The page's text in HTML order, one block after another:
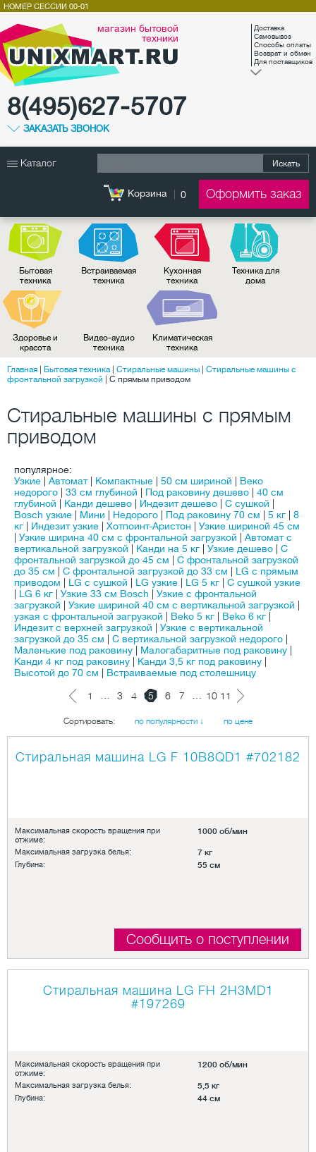
магазин бытовой
техники
8(495)627-5707
ЗАКАЗАТЬ ЗВОНОК
Доставка
Самовывоз
Способы оплаты
Возврат и обмен
Для поставщиков
НОМЕР СЕССИИ 00-01
Каталог Искать
Корзина 0 Оформить заказ
Бытовая
техника
Встраиваемая
техника
Кухонная
техника
Техника для
дома
Здоровье и
красота
Видео-аудио
техника
Климатическая
техника
Главная Бытовая техника| Стиральные машины
Стиральные машины с
фронтальной загрузкой
C прямым приводом
Стиральные машины с прямым
приводом
популярное:
Узкие
Автомат| Компактные 50 см шириной
Веко
недорого
33 см глубиной Под раковину дешево
40 см
глубиной
Канди дешево Индезит дешево С сушкой
Bosch узкие
Мини Недорого Под раковину 70 см 5 кг
8
кг
Индезит узкие Хотпоинт-Аристон
Узкие шириной 45 см
Узкие ширина 40 см с фронтальной загрузкой
Автомат с
вертикальной загрузкой
Канди на 5 кг Узкие дешево
С
фронтальной загрузкой до 45 см
С фронтальной загрузкой
до 35 см
С фронтальной загрузкой до 33 см
LG с прямым
приводом
LG с сушкой LG узкие LG 5 кг
С сушкой узкие
LG 6 кг Узкие 33 см Bosch
Узкие с фронтальной
загрузкой
Узкие шириной 40 см с вертикальной загрузкой
узкая с фронтальной загрузкой
Beko 5 кг Beko 6 кг
Индезит с верхней загрузкой
Узкие с вертикальной
загрузкой до 35 см
С вертикальной загрузкой недорого
Маленькие под раковину
Малогабаритные под раковину
Канди 4 кг под раковину
Канди 3,5 кг под раковину
Высотой до 70 см
Встраиваемые под столешницу
1 3 4 5 6 7 10 11
Сортировать: по популярности ↓ по цене
Стиральная машина LG F 10B8QD1 #702182
Максимальная скорость вращения при
отжиме:
1000 об/мин
Максимальная загрузка белья: 7 кг
Глубина: 55 см
Сообщить о поступлении
Стиральная машина LG FH 2H3MD1
#197269
Максимальная скорость вращения при
отжиме:
1200 об/мин
Максимальная загрузка белья: 5,5 кг
Глубина: 44 см